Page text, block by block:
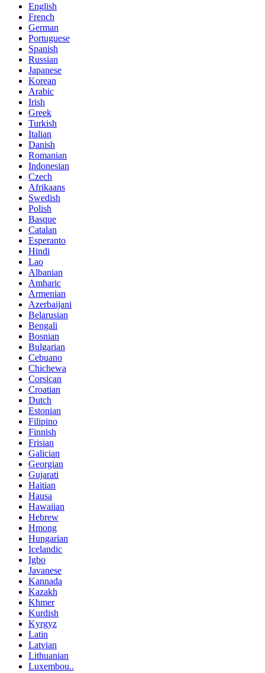
English
French
German
Portuguese
Spanish
Russian
Japanese
Korean
Arabic
Irish
Greek
Turkish
Italian
Danish
Romanian
Indonesian
Czech
Afrikaans
Swedish
Polish
Basque
Catalan
Esperanto
Hindi
Lao
Albanian
Amharic
Armenian
Azerbaijani
Belarusian
Bengali
Bosnian
Bulgarian
Cebuano
Chichewa
Corsican
Croatian
Dutch
Estonian
Filipino
Finnish
Frisian
Galician
Georgian
Gujarati
Haitian
Hausa
Hawaiian
Hebrew
Hmong
Hungarian
Icelandic
Igbo
Javanese
Kannada
Kazakh
Khmer
Kurdish
Kyrgyz
Latin
Latvian
Lithuanian
Luxembou..